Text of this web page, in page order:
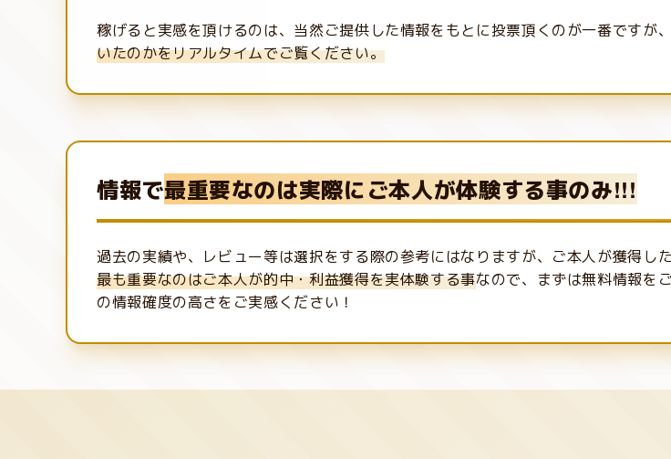
稼げると実感を頂けるのは、当然ご提供した情報をもとに投票頂くのが一番ですが、
いたのかをリアルタイムでご覧ください。
情報で最重要なのは実際にご本人が体験する事のみ!!!
過去の実績や、レビュー等は選択をする際の参考にはなりますが、ご本人が獲得し
最も重要なのはご本人が的中・利益獲得を実体験する事なので、まずは無料情報を
の情報確度の高さをご実感ください！